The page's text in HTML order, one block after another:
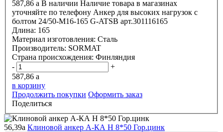
587,86 a В наличии Наличие товара в магазинах
уточняйте по телефону Анкер для высоких нагрузок с
болтом 24/50-М16-165 G-ATSВ арт.301116165
Длина: 165
Материал изготовления: Сталь
Производитель: SORMAT
Страна происхождения: Финляндия
-
+
587,86 a
в корзину
Продолжить покупки Оформить заказ
Поделиться
56,39a Клиновой анкер А-КА H 8*50 Гор.цинк